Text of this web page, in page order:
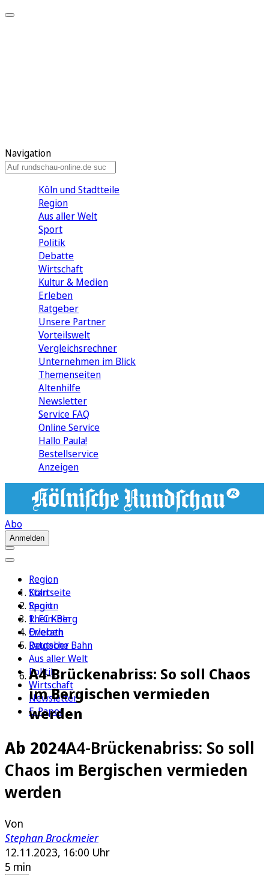
Navigation
Köln und Stadtteile
Region
Aus aller Welt
Sport
Politik
Debatte
Wirtschaft
Kultur & Medien
Erleben
Ratgeber
Unsere Partner
Vorteilswelt
Vergleichsrechner
Unternehmen im Blick
Themenseiten
Altenhilfe
Newsletter
Service FAQ
Online Service
Hallo Paula!
Bestellservice
Anzeigen
Abo
Anmelden
Region
Köln
Sport
1. FC Köln
Erleben
Ratgeber
Aus aller Welt
Politik
Wirtschaft
Newsletter
E-Paper
Startseite
Region
Rhein-Berg
Overath
Deutsche Bahn
A4-Brückenabriss: So soll Chaos
im Bergischen vermieden
werden
Ab 2024A4-Brückenabriss: So soll
Chaos im Bergischen vermieden
werden
Von
Stephan Brockmeier
12.11.2023, 16:00 Uhr
5 min